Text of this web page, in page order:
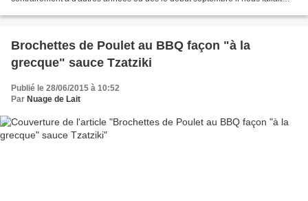
Brochettes de Poulet au BBQ façon "à la
grecque" sauce Tzatziki
Publié le 28/06/2015 à 10:52
Par Nuage de Lait